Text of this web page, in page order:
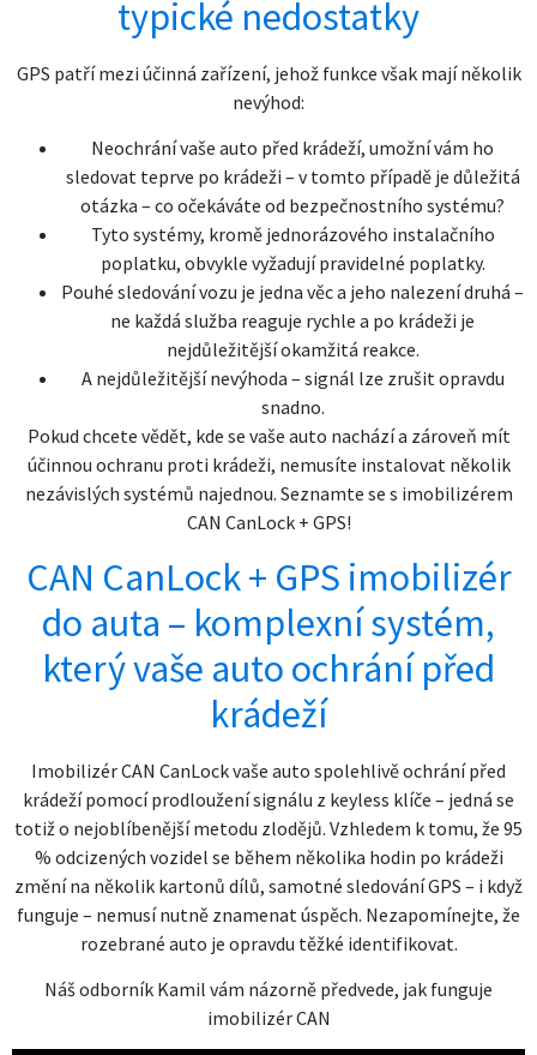
typické nedostatky
GPS patří mezi účinná zařízení, jehož funkce však mají několik
nevýhod:
Neochrání vaše auto před krádeží, umožní vám ho
sledovat teprve po krádeži – v tomto případě je důležitá
otázka – co očekáváte od bezpečnostního systému?
Tyto systémy, kromě jednorázového instalačního
poplatku, obvykle vyžadují pravidelné poplatky.
Pouhé sledování vozu je jedna věc a jeho nalezení druhá –
ne každá služba reaguje rychle a po krádeži je
nejdůležitější okamžitá reakce.
A nejdůležitější nevýhoda – signál lze zrušit opravdu
snadno.
Pokud chcete vědět, kde se vaše auto nachází a zároveň mít
účinnou ochranu proti krádeži, nemusíte instalovat několik
nezávislých systémů najednou. Seznamte se s imobilizérem
CAN CanLock + GPS!
CAN CanLock + GPS imobilizér
do auta – komplexní systém,
který vaše auto ochrání před
krádeží
Imobilizér CAN CanLock vaše auto spolehlivě ochrání před
krádeží pomocí prodloužení signálu z keyless klíče – jedná se
totiž o nejoblíbenější metodu zlodějů. Vzhledem k tomu, že 95
% odcizených vozidel se během několika hodin po krádeži
změní na několik kartonů dílů, samotné sledování GPS – i když
funguje – nemusí nutně znamenat úspěch. Nezapomínejte, že
rozebrané auto je opravdu těžké identifikovat.
Náš odborník Kamil vám názorně předvede, jak funguje
imobilizér CAN